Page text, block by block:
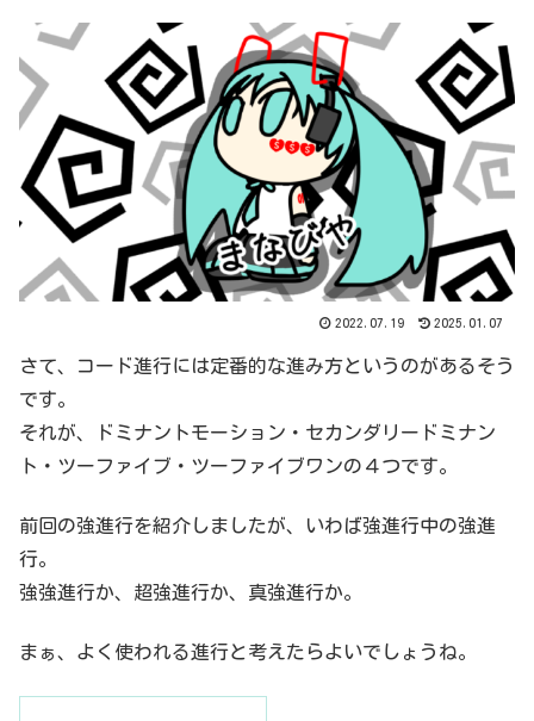
2022.07.19 2025.01.07
さて、コード進行には定番的な進み方というのがあるそう
です。
それが、ドミナントモーション・セカンダリードミナン
ト・ツーファイブ・ツーファイブワンの４つです。
前回の強進行を紹介しましたが、いわば強進行中の強進
行。
強強進行か、超強進行か、真強進行か。
まぁ、よく使われる進行と考えたらよいでしょうね。